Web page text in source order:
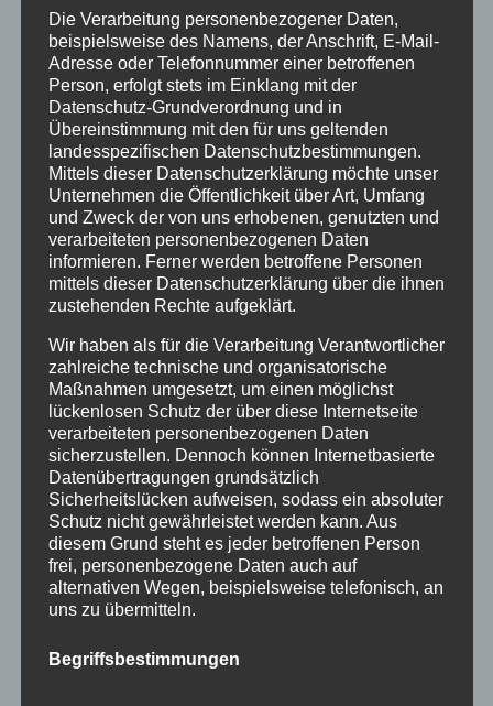
Blog
Kontakt
FAQs
Reise Versicherung
Impressum
Oberstdorfer Bahnticket
vonHausPartale|Okt. 24, 2018|Allgemein,Gäste
Oberstdorf
Oberstdorfer Bahnticket – umweltfreundlich
und preiswert in den Urlaub! Keine stressige
Die Verarbeitung personenbezogener Daten,
beispielsweise des Namens, der Anschrift, E-Mail-
Adresse oder Telefonnummer einer betroffenen
Person, erfolgt stets im Einklang mit der
Datenschutz-Grundverordnung und in
Übereinstimmung mit den für uns geltenden
landesspezifischen Datenschutzbestimmungen.
Mittels dieser Datenschutzerklärung möchte unser
Unternehmen die Öffentlichkeit über Art, Umfang
und Zweck der von uns erhobenen, genutzten und
verarbeiteten personenbezogenen Daten
informieren. Ferner werden betroffene Personen
mittels dieser Datenschutzerklärung über die ihnen
zustehenden Rechte aufgeklärt.
Wir haben als für die Verarbeitung Verantwortlicher
zahlreiche technische und organisatorische
Maßnahmen umgesetzt, um einen möglichst
lückenlosen Schutz der über diese Internetseite
verarbeiteten personenbezogenen Daten
sicherzustellen. Dennoch können Internetbasierte
Datenübertragungen grundsätzlich
Sicherheitslücken aufweisen, sodass ein absoluter
Schutz nicht gewährleistet werden kann. Aus
diesem Grund steht es jeder betroffenen Person
frei, personenbezogene Daten auch auf
alternativen Wegen, beispielsweise telefonisch, an
uns zu übermitteln.
Begriffsbestimmungen